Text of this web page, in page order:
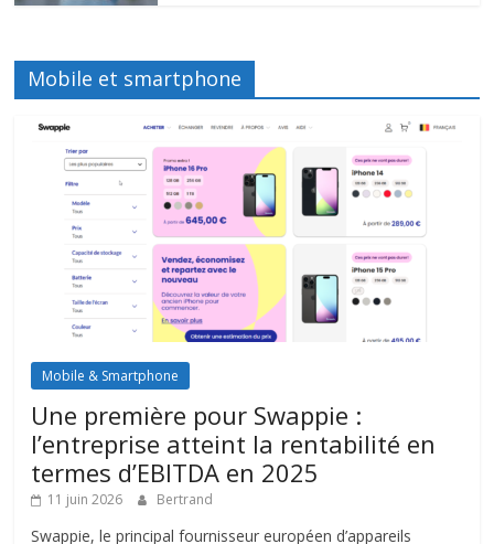
Mobile et smartphone
Mobile & Smartphone
Une première pour Swappie :
l’entreprise atteint la rentabilité en
termes d’EBITDA en 2025
11 juin 2026 Bertrand
Swappie, le principal fournisseur européen d’appareils